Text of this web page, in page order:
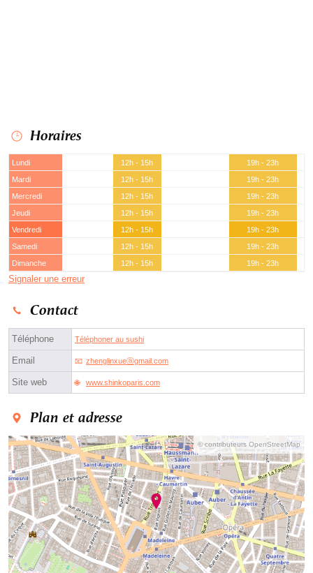
Horaires
Lundi 12h - 15h
19h - 23h
Mardi
12h - 15h
19h - 23h
Mercredi
12h - 15h
19h - 23h
Jeudi
12h - 15h
19h - 23h
Vendredi
12h - 15h
19h - 23h
Samedi
12h - 15h
19h - 23h
Dimanche
12h - 15h 19h - 23h
Signaler une erreur
Contact
Téléphone Téléphoner au sushi
Email zhenglinxueⓐgmail.com
Site web www.shinkoparis.com
Plan et adresse
© contributeurs OpenStreetMap